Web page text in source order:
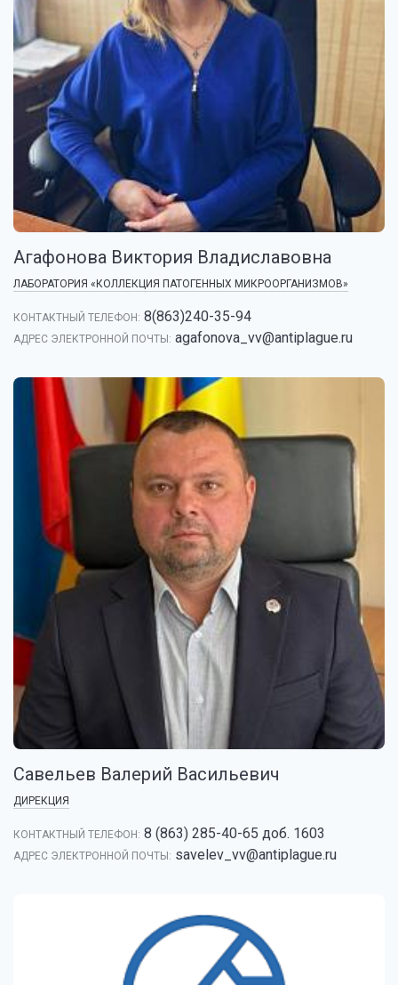
Агафонова Виктория Владиславовна
ЛАБОРАТОРИЯ «КОЛЛЕКЦИЯ ПАТОГЕННЫХ МИКРООРГАНИЗМОВ»
КОНТАКТНЫЙ ТЕЛЕФОН: 8(863)240-35-94
АДРЕС ЭЛЕКТРОННОЙ ПОЧТЫ: agafonova_vv@antiplague.ru
Савельев Валерий Васильевич
ДИРЕКЦИЯ
КОНТАКТНЫЙ ТЕЛЕФОН: 8 (863) 285-40-65 доб. 1603
АДРЕС ЭЛЕКТРОННОЙ ПОЧТЫ: savelev_vv@antiplague.ru